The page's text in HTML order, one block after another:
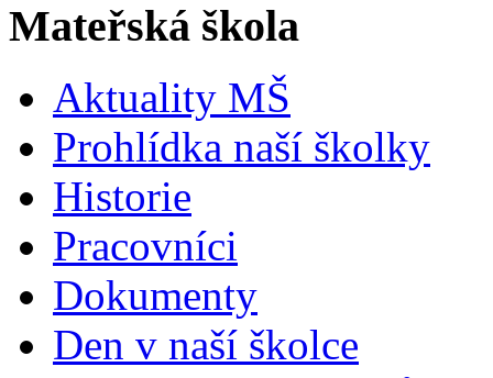
Mateřská škola
Aktuality MŠ
Prohlídka naší školky
Historie
Pracovníci
Dokumenty
Den v naší školce